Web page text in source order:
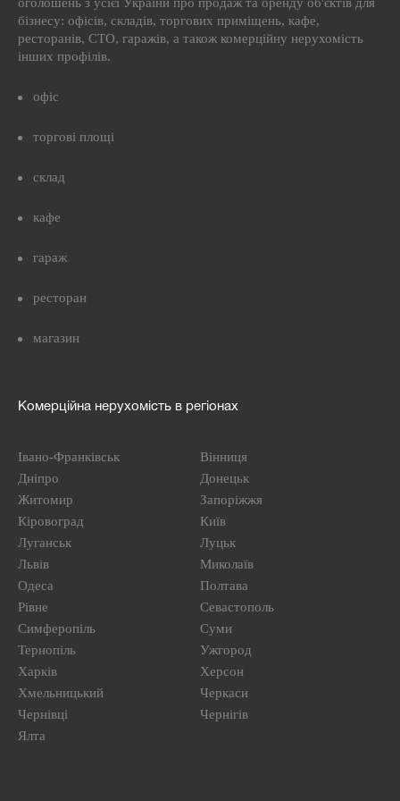
бізнесу: офісів, складів, торгових приміщень, кафе,
ресторанів, СТО, гаражів, а також комерційну нерухомість
інших профілів.
офіс
торгові площі
склад
кафе
гараж
ресторан
магазин
Комерційна нерухомість в регіонах
Івано-Франківськ
Вінниця
Дніпро
Донецьк
Житомир
Запоріжжя
Кіровоград
Київ
Луганськ
Луцьк
Львів
Миколаїв
Одеса
Полтава
Рівне
Севастополь
Симферопіль
Суми
Тернопіль
Ужгород
Харків
Херсон
Хмельницький
Черкаси
Чернівці
Чернігів
Ялта